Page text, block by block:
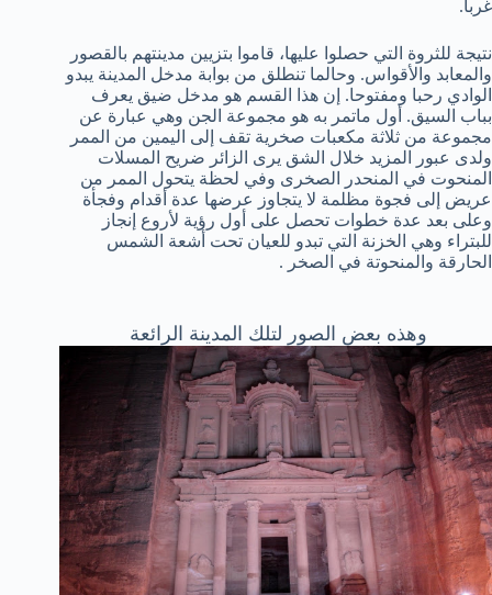
غربا.
نتيجة للثروة التي حصلوا عليها، قاموا بتزيين مدينتهم بالقصور
والمعابد والأقواس. وحالما تنطلق من بوابة مدخل المدينة يبدو
الوادي رحبا ومفتوحا. إن هذا القسم هو مدخل ضيق يعرف
بباب السيق. أول ماتمر به هو مجموعة الجن وهي عبارة عن
مجموعة من ثلاثة مكعبات صخرية تقف إلى اليمين من الممر
ولدى عبور المزيد خلال الشق يرى الزائر ضريح المسلات
المنحوت في المنحدر الصخرى وفي لحظة يتحول الممر من
عريض إلى فجوة مظلمة لا يتجاوز عرضها عدة أقدام وفجأة
وعلى بعد عدة خطوات تحصل على أول رؤية لأروع إنجاز
للبتراء وهي الخزنة التي تبدو للعيان تحت أشعة الشمس
الحارقة والمنحوتة في الصخر .
وهذه بعض الصور لتلك المدينة الرائعة